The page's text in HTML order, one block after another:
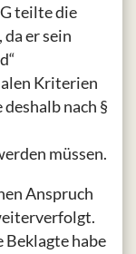
teilte die
er sein
Kriterien
nach §
müssen.
Anspruch
Beklagte habe